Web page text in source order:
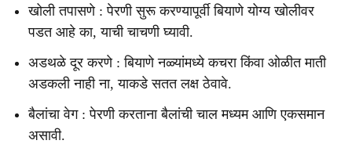
खोली तपासणे : पेरणी सुरू करण्यापूर्वी बियाणे योग्य खोलीवर
पडत आहे का, याची चाचणी घ्यावी.
अडथळे दूर करणे : बियाणे नळ्यांमध्ये कचरा किंवा ओळीत माती
अडकली नाही ना, याकडे सतत लक्ष ठेवावे.
बैलांचा वेग : पेरणी करताना बैलांची चाल मध्यम आणि एकसमान
असावी.